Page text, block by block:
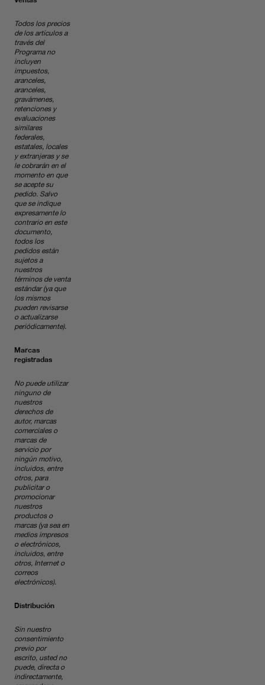
Todos los precios
de los artículos a
través del
Programa no
incluyen
impuestos,
aranceles,
aranceles,
gravámenes,
retenciones y
evaluaciones
similares
federales,
estatales, locales
y extranjeras y se
le cobrarán en el
momento en que
se acepte su
pedido. Salvo
que se indique
expresamente lo
contrario en este
documento,
todos los
pedidos están
sujetos a
nuestros
términos de venta
estándar (ya que
los mismos
pueden revisarse
o actualizarse
periódicamente).
Marcas
registradas
No puede utilizar
ninguno de
nuestros
derechos de
autor, marcas
comerciales o
marcas de
servicio por
ningún motivo,
incluidos, entre
otros, para
publicitar o
promocionar
nuestros
productos o
marcas (ya sea en
medios impresos
o electrónicos,
incluidos, entre
otros, Internet o
correos
electrónicos).
Distribución
Sin nuestro
consentimiento
previo por
escrito, usted no
puede, directa o
indirectamente,